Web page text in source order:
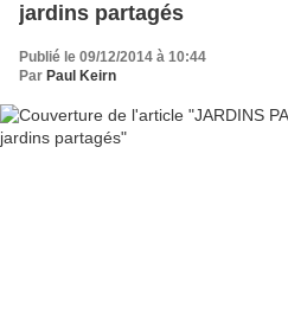
jardins partagés
Publié le 09/12/2014 à 10:44
Par Paul Keirn